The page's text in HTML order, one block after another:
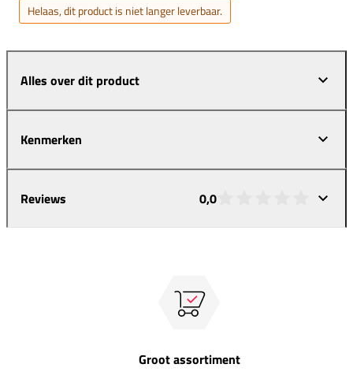
Helaas, dit product is niet langer leverbaar.
Alles over dit product
Kenmerken
Reviews 0,0
Groot assortiment